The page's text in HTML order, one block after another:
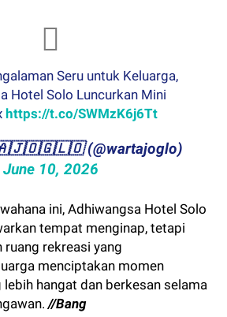
Seru untuk Keluarga,
Hotel Solo Luncurkan Mini
https://t.co/SWMzK6j6Tt
(@wartajoglo)
June 10, 2026
ini, Adhiwangsa Hotel Solo
tempat menginap, tetapi
rekreasi yang
menciptakan momen
lebih hangat dan berkesan selama
//Bang